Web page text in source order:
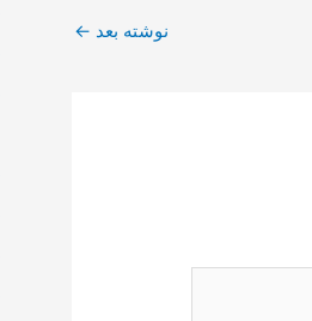
نوشته بعد ←